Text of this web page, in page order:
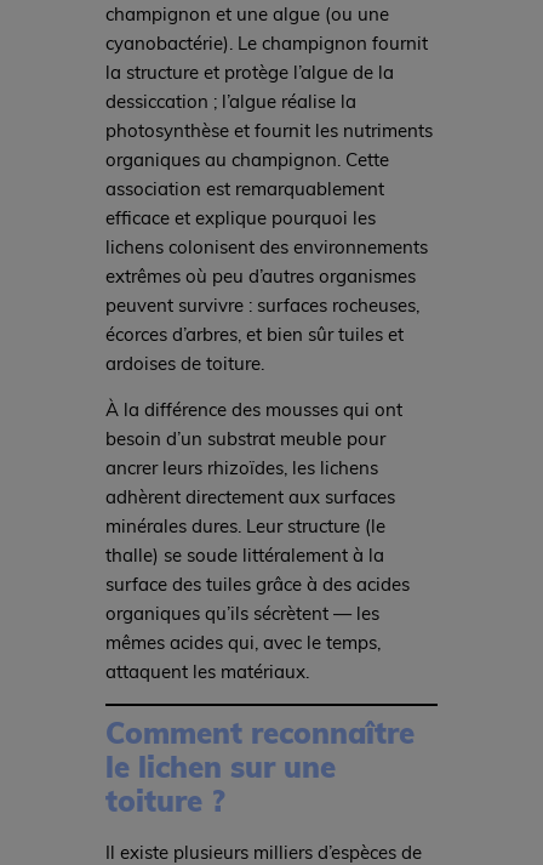
champignon et une algue (ou une
cyanobactérie). Le champignon fournit
la structure et protège l’algue de la
dessiccation ; l’algue réalise la
photosynthèse et fournit les nutriments
organiques au champignon. Cette
association est remarquablement
efficace et explique pourquoi les
lichens colonisent des environnements
extrêmes où peu d’autres organismes
peuvent survivre : surfaces rocheuses,
écorces d’arbres, et bien sûr tuiles et
ardoises de toiture.
À la différence des mousses qui ont
besoin d’un substrat meuble pour
ancrer leurs rhizoïdes, les lichens
adhèrent directement aux surfaces
minérales dures. Leur structure (le
thalle) se soude littéralement à la
surface des tuiles grâce à des acides
organiques qu’ils sécrètent — les
mêmes acides qui, avec le temps,
attaquent les matériaux.
Comment reconnaître
le lichen sur une
toiture ?
Il existe plusieurs milliers d’espèces de